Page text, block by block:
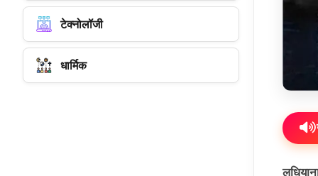
टेक्नोलॉजी
धार्मिक